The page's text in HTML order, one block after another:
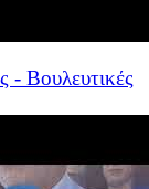
Βουλευτικές